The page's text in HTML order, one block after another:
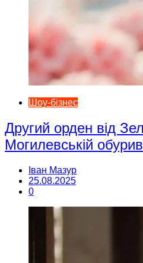
Шоу-бізнес
Другий орден від
Могилевській
Іван Мазур
25.08.2025
0